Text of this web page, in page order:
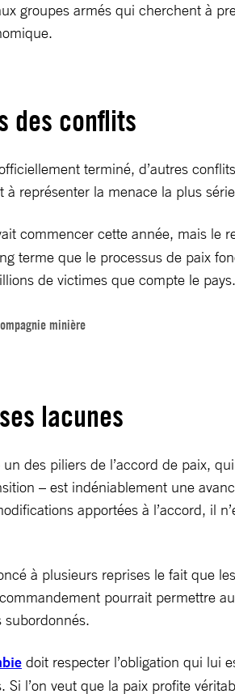
groupes armés qui cherchent à
des conflits
terminé, d’autres
représenter la menace la plus
commencer cette année, mais
terme que le processus de paix
de victimes que compte le pays.
minière
lacunes
des piliers de l’accord de paix,
– est indéniablement une
apportées à l’accord, il
à plusieurs reprises le fait que
pourrait permettre
subordonnés.
doit respecter l’obligation qui lui
Si l’on veut que la paix profite